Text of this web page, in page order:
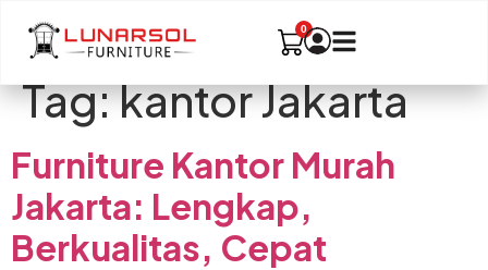
Tag:kantor Jakarta
Furniture Kantor Murah
Jakarta: Lengkap,
Berkualitas, Cepat